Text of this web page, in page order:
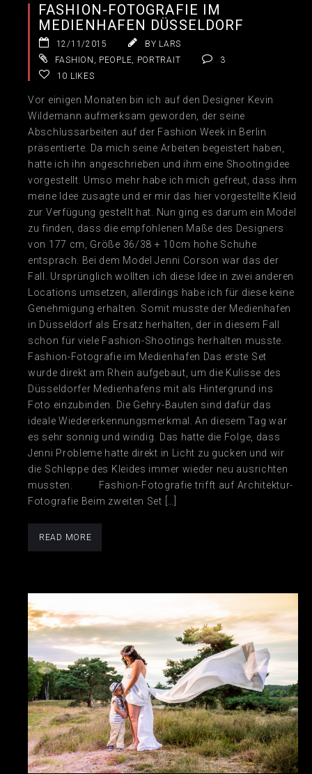
FASHION-FOTOGRAFIE IM
MEDIENHAFEN DÜSSELDORF
12/11/2015
BY LARS
FASHION
PEOPLE PORTRAIT
3
10 LIKES
Vor einigen Monaten bin ich auf den Designer Kevin
Wildemann aufmerksam geworden, der seine
Abschlussarbeiten auf der Fashion Week in Berlin
präsentierte. Da mich seine Arbeiten begeistert haben,
hatte ich ihn angeschrieben und ihm eine Shootingidee
vorgestellt. Umso mehr habe ich mich gefreut, dass ihm
meine Idee zusagte und er mir das hier vorgestellte Kleid
zur Verfügung gestellt hat. Nun ging es darum ein Model
zu finden, dass die empfohlenen Maße des Designers
von 177 cm, Größe 36/38 + 10cm hohe Schuhe
entsprach. Bei dem Model Jenni Corson war das der
Fall. Ursprünglich wollten ich diese Idee in zwei anderen
Locations umsetzen, allerdings habe ich für diese keine
Genehmigung erhalten. Somit musste der Medienhafen
in Düsseldorf als Ersatz herhalten, der in diesem Fall
schon für viele Fashion-Shootings herhalten musste.
Fashion-Fotografie im Medienhafen Das erste Set
wurde direkt am Rhein aufgebaut, um die Kulisse des
Düsseldorfer Medienhafens mit als Hintergrund ins
Foto einzubinden. Die Gehry-Bauten sind dafür das
ideale Wiedererkennungsmerkmal. An diesem Tag war
es sehr sonnig und windig. Das hatte die Folge, dass
Jenni Probleme hatte direkt in Licht zu gucken und wir
die Schleppe des Kleides immer wieder neu ausrichten
mussten. Fashion-Fotografie trifft auf Architektur-
Fotografie Beim zweiten Set […]
READ MORE